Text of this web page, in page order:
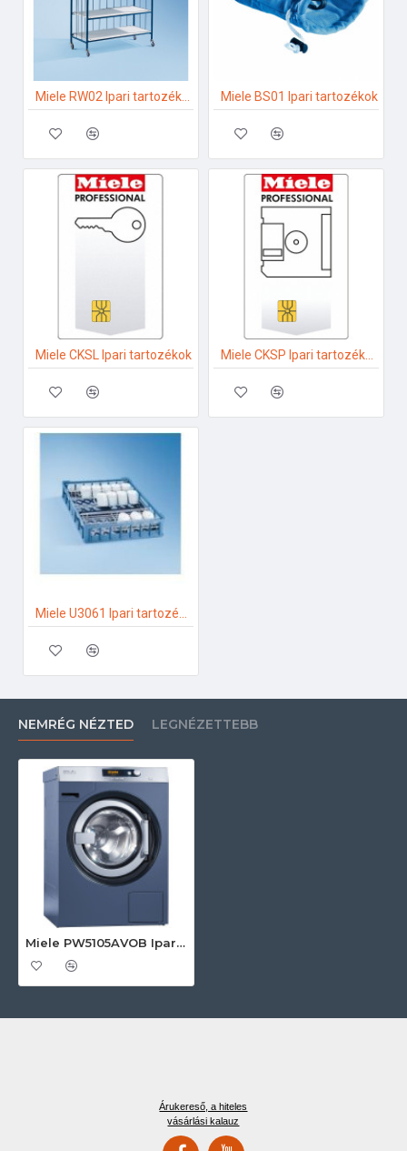
Miele BS01 Ipari tartozékok
Miele CKSL Ipari tartozékok Miele CKSP Ipari tartozékok
NEMRÉG NÉZTED LEGNÉZETTEBB
Miele PW5105AVOB Ipari mosógép
Árukereső, a hiteles
vásárlási kalauz